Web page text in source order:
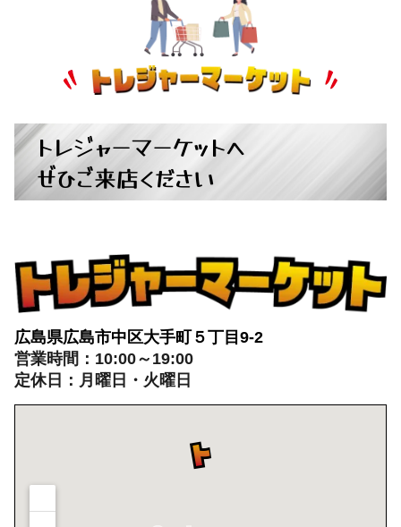
トレジャーマーケットへ
ぜひご来店ください
広島県広島市中区大手町５丁目9-2
営業時間：10:00～19:00
定休日：月曜日・火曜日